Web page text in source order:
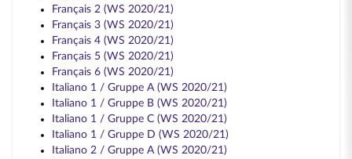
Français 2 (WS 2020/21)
Français 3 (WS 2020/21)
Français 4 (WS 2020/21)
Français 5 (WS 2020/21)
Français 6 (WS 2020/21)
Italiano 1 / Gruppe A (WS 2020/21)
Italiano 1 / Gruppe B (WS 2020/21)
Italiano 1 / Gruppe C (WS 2020/21)
Italiano 1 / Gruppe D (WS 2020/21)
Italiano 2 / Gruppe A (WS 2020/21)